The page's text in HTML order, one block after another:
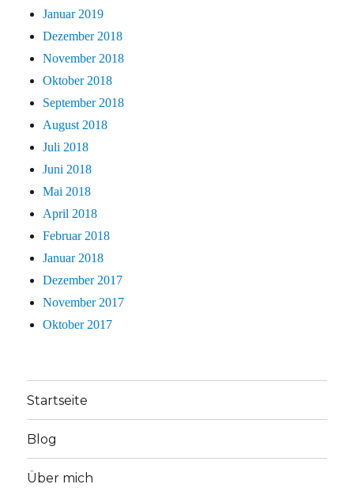
Januar 2019
Dezember 2018
November 2018
Oktober 2018
September 2018
August 2018
Juli 2018
Juni 2018
Mai 2018
April 2018
Februar 2018
Januar 2018
Dezember 2017
November 2017
Oktober 2017
Startseite
Blog
Über mich